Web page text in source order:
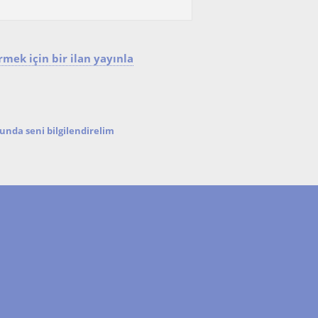
için bir ilan yayınla
seni bilgilendirelim